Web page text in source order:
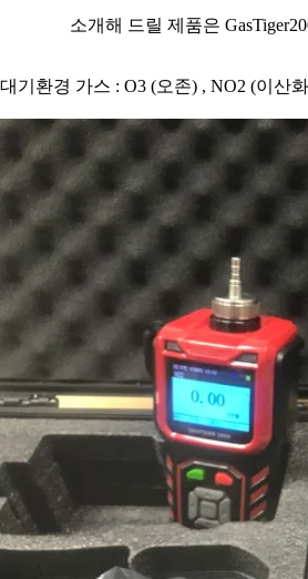
소개해 드릴 제품은
대기환경 가스 : O3 (오존) , NO2 (이산